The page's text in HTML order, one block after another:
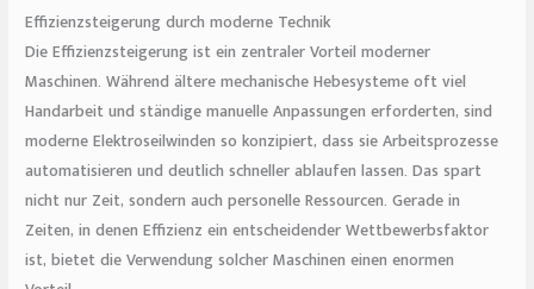
Effizienzsteigerung durch moderne Technik
Die Effizienzsteigerung ist ein zentraler Vorteil moderner
Maschinen. Während ältere mechanische Hebesysteme oft viel
Handarbeit und ständige manuelle Anpassungen erforderten, sind
moderne Elektroseilwinden so konzipiert, dass sie Arbeitsprozesse
automatisieren und deutlich schneller ablaufen lassen. Das spart
nicht nur Zeit, sondern auch personelle Ressourcen. Gerade in
Zeiten, in denen Effizienz ein entscheidender Wettbewerbsfaktor
ist, bietet die Verwendung solcher Maschinen einen enormen